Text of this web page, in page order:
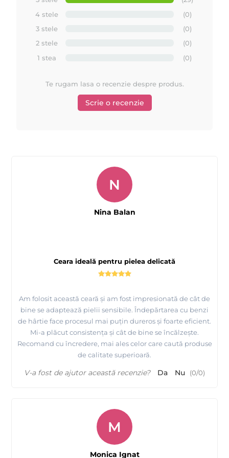
Quickepil
Prezentareproduse profesionale pentru epilat si de
unica folosinta Quickepil
4 stele
(0)
3 stele
(0)
2 stele
(0)
1 stea
(0)
Te rugam lasa o recenzie despre produs.
Scrie o recenzie
Ceara ideală pentru pielea delicată
Am folosit această ceară și am fost impresionată de cât de
bine se adaptează pielii sensibile. Îndepărtarea cu benzi
de hârtie face procesul mai puțin dureros și foarte eficient.
Mi-a plăcut consistența și cât de bine se încălzește.
Recomand cu încredere, mai ales celor care caută produse
de calitate superioară.
N
Nina Balan
V-a fost de ajutor această recenzie? Da Nu (0/0)
M
Monica Ignat